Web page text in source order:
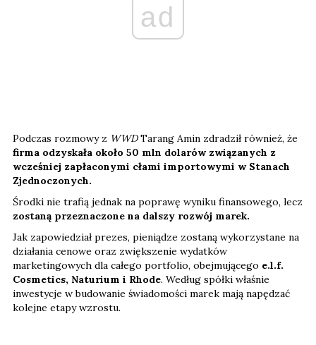
ad
Podczas rozmowy z WWDTarang Amin zdradził również, że
firma odzyskała około 50 mln dolarów związanych z
wcześniej zapłaconymi cłami importowymi w Stanach
Zjednoczonych.
Środki nie trafią jednak na poprawę wyniku finansowego, lecz
zostaną przeznaczone na dalszy rozwój marek.
Jak zapowiedział prezes, pieniądze zostaną wykorzystane na
działania cenowe oraz zwiększenie wydatków
marketingowych dla całego portfolio, obejmującego e.l.f.
Cosmetics, Naturium i Rhode. Według spółki właśnie
inwestycje w budowanie świadomości marek mają napędzać
kolejne etapy wzrostu.